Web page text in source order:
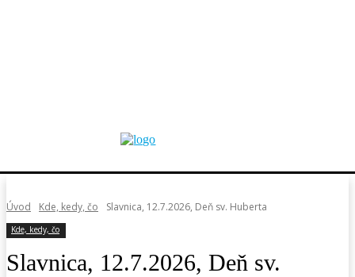
Úvod Kde, kedy, čo Slavnica, 12.7.2026, Deň sv. Huberta
Kde, kedy, čo
Slavnica, 12.7.2026, Deň sv.